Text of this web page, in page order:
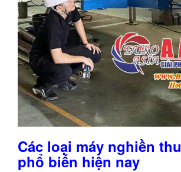
Các loại máy nghiền
phổ biến hiện nay